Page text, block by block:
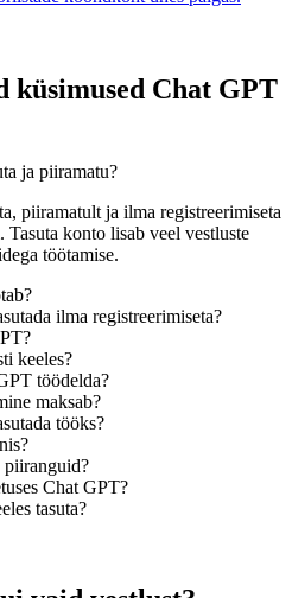
küsimused Chat GPT
ja piiramatu?
piiramatult ja ilma registreerimiseta
konto lisab veel vestluste
töötamise.
ilma registreerimiseta?
keeles?
töödelda?
maksab?
tööks?
Chat GPT?
tasuta?